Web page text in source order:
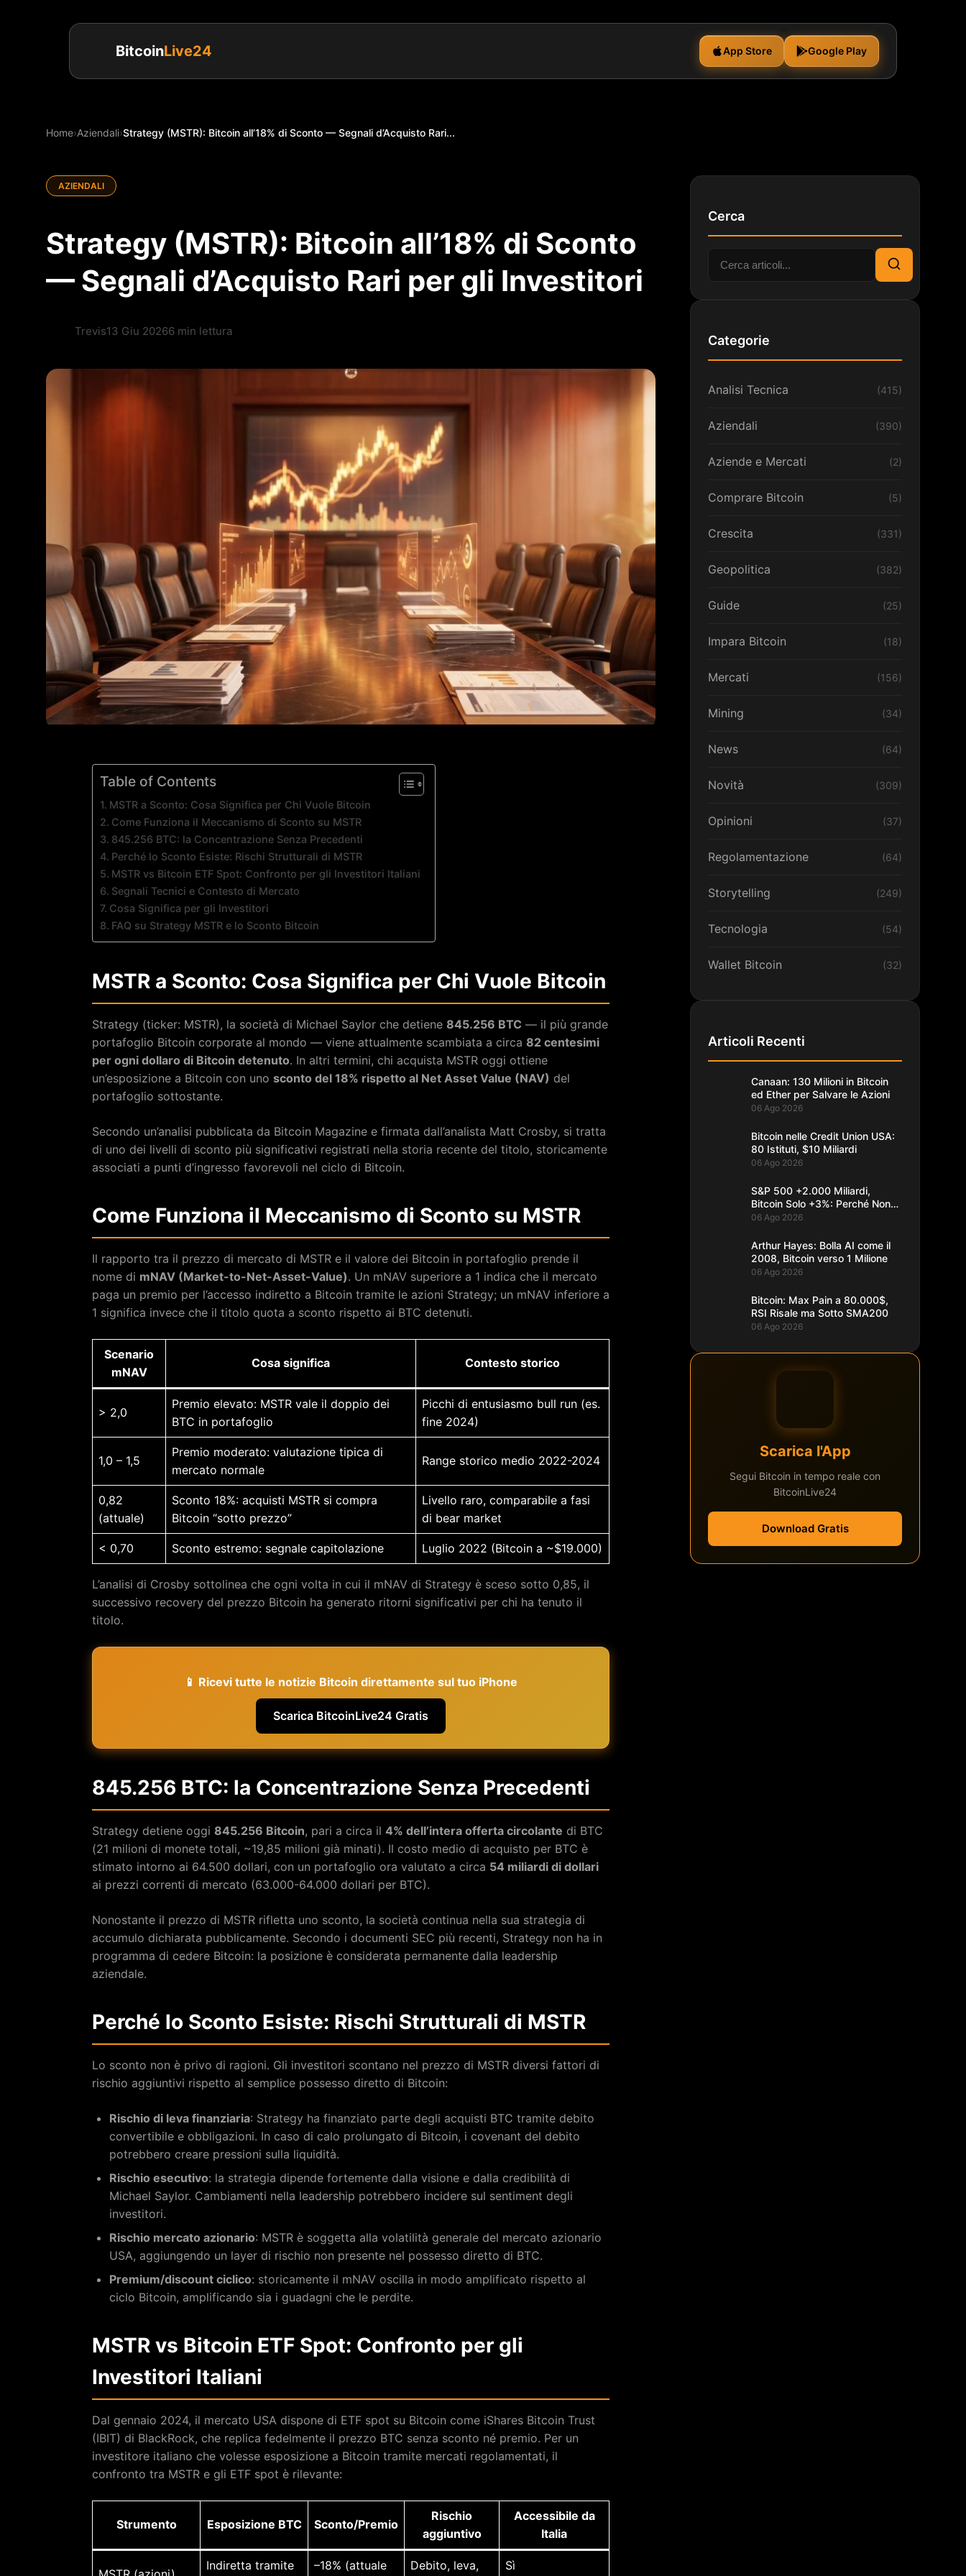
BitcoinLive24 App Store Google Play
Home›Aziendali›Strategy (MSTR): Bitcoin all’18% di Sconto — Segnali d’Acquisto Rari...
AZIENDALI
Strategy (MSTR): Bitcoin all’18% di Sconto
— Segnali d’Acquisto Rari per gli Investitori
Trevis13 Giu 20266 min lettura
Table of Contents
MSTR a Sconto: Cosa Significa per Chi Vuole Bitcoin
Come Funziona il Meccanismo di Sconto su MSTR
845.256 BTC: la Concentrazione Senza Precedenti
Perché lo Sconto Esiste: Rischi Strutturali di MSTR
MSTR vs Bitcoin ETF Spot: Confronto per gli Investitori Italiani
Segnali Tecnici e Contesto di Mercato
Cosa Significa per gli Investitori
FAQ su Strategy MSTR e lo Sconto Bitcoin
MSTR a Sconto: Cosa Significa per Chi Vuole Bitcoin
Strategy (ticker: MSTR), la società di Michael Saylor che detiene 845.256 BTC — il più grande
portafoglio Bitcoin corporate al mondo — viene attualmente scambiata a circa 82 centesimi
per ogni dollaro di Bitcoin detenuto. In altri termini, chi acquista MSTR oggi ottiene
un’esposizione a Bitcoin con uno sconto del 18% rispetto al Net Asset Value (NAV) del
portafoglio sottostante.
Secondo un’analisi pubblicata da Bitcoin Magazine e firmata dall’analista Matt Crosby, si tratta
di uno dei livelli di sconto più significativi registrati nella storia recente del titolo, storicamente
associati a punti d’ingresso favorevoli nel ciclo di Bitcoin.
Come Funziona il Meccanismo di Sconto su MSTR
Il rapporto tra il prezzo di mercato di MSTR e il valore dei Bitcoin in portafoglio prende il
nome di mNAV (Market-to-Net-Asset-Value). Un mNAV superiore a 1 indica che il mercato
paga un premio per l’accesso indiretto a Bitcoin tramite le azioni Strategy; un mNAV inferiore a
1 significa invece che il titolo quota a sconto rispetto ai BTC detenuti.
Scenario
mNAV
Cosa significa Contesto storico
> 2,0
Premio elevato: MSTR vale il doppio dei
BTC in portafoglio
Picchi di entusiasmo bull run (es.
fine 2024)
1,0 – 1,5
Premio moderato: valutazione tipica di
mercato normale
Range storico medio 2022-2024
0,82
(attuale)
Sconto 18%: acquisti MSTR si compra
Bitcoin “sotto prezzo”
Livello raro, comparabile a fasi
di bear market
< 0,70 Sconto estremo: segnale capitolazione Luglio 2022 (Bitcoin a ~$19.000)
L’analisi di Crosby sottolinea che ogni volta in cui il mNAV di Strategy è sceso sotto 0,85, il
successivo recovery del prezzo Bitcoin ha generato ritorni significativi per chi ha tenuto il
titolo.
📱 Ricevi tutte le notizie Bitcoin direttamente sul tuo iPhone
Scarica BitcoinLive24 Gratis
845.256 BTC: la Concentrazione Senza Precedenti
Strategy detiene oggi 845.256 Bitcoin, pari a circa il 4% dell’intera offerta circolante di BTC
(21 milioni di monete totali, ~19,85 milioni già minati). Il costo medio di acquisto per BTC è
stimato intorno ai 64.500 dollari, con un portafoglio ora valutato a circa 54 miliardi di dollari
ai prezzi correnti di mercato (63.000-64.000 dollari per BTC).
Nonostante il prezzo di MSTR rifletta uno sconto, la società continua nella sua strategia di
accumulo dichiarata pubblicamente. Secondo i documenti SEC più recenti, Strategy non ha in
programma di cedere Bitcoin: la posizione è considerata permanente dalla leadership
aziendale.
Perché lo Sconto Esiste: Rischi Strutturali di MSTR
Lo sconto non è privo di ragioni. Gli investitori scontano nel prezzo di MSTR diversi fattori di
rischio aggiuntivi rispetto al semplice possesso diretto di Bitcoin:
Rischio di leva finanziaria: Strategy ha finanziato parte degli acquisti BTC tramite debito
convertibile e obbligazioni. In caso di calo prolungato di Bitcoin, i covenant del debito
potrebbero creare pressioni sulla liquidità.
Rischio esecutivo: la strategia dipende fortemente dalla visione e dalla credibilità di
Michael Saylor. Cambiamenti nella leadership potrebbero incidere sul sentiment degli
investitori.
Rischio mercato azionario: MSTR è soggetta alla volatilità generale del mercato azionario
USA, aggiungendo un layer di rischio non presente nel possesso diretto di BTC.
Premium/discount ciclico: storicamente il mNAV oscilla in modo amplificato rispetto al
ciclo Bitcoin, amplificando sia i guadagni che le perdite.
MSTR vs Bitcoin ETF Spot: Confronto per gli
Investitori Italiani
Dal gennaio 2024, il mercato USA dispone di ETF spot su Bitcoin come iShares Bitcoin Trust
(IBIT) di BlackRock, che replica fedelmente il prezzo BTC senza sconto né premio. Per un
investitore italiano che volesse esposizione a Bitcoin tramite mercati regolamentati, il
confronto tra MSTR e gli ETF spot è rilevante:
Strumento Esposizione BTC Sconto/Premio
Rischio
aggiuntivo
Accessibile da
Italia
Indiretta tramite
–18% (attuale
Debito, leva,
Sì
Cerca
Cerca:
Cerca
Categorie
Analisi Tecnica (415)
Aziendali (390)
Aziende e Mercati (2)
Comprare Bitcoin (5)
Crescita (331)
Geopolitica (382)
Guide (25)
Impara Bitcoin (18)
Mercati (156)
Mining (34)
News (64)
Novità (309)
Opinioni (37)
Regolamentazione (64)
Storytelling (249)
Tecnologia (54)
Wallet Bitcoin (32)
Articoli Recenti
Canaan: 130 Milioni in Bitcoin
ed Ether per Salvare le Azioni
06 Ago 2026
Bitcoin nelle Credit Union USA:
80 Istituti, $10 Miliardi
06 Ago 2026
S&P 500 +2.000 Miliardi,
Bitcoin Solo +3%: Perché Non
Segue
06 Ago 2026
Arthur Hayes: Bolla AI come il
2008, Bitcoin verso 1 Milione
06 Ago 2026
Bitcoin: Max Pain a 80.000$,
RSI Risale ma Sotto SMA200
06 Ago 2026
Scarica l'App
Segui Bitcoin in tempo reale con
BitcoinLive24
Download Gratis